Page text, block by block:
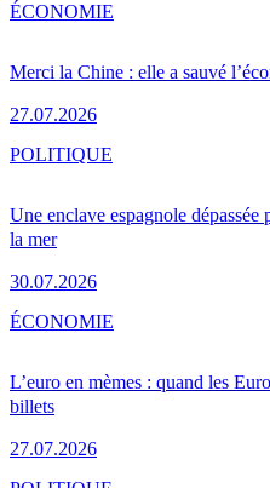
Merci la Chine : elle a sauvé
27.07.2026
ÉCONOMIE
Une enclave espagnole
la mer
30.07.2026
POLITIQUE
L’euro en mèmes : quand les
billets
27.07.2026
ÉCONOMIE